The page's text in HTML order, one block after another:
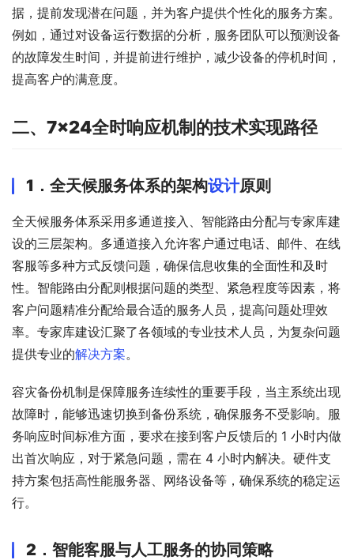
据，提前发现潜在问题，并为客户提供个性化的服务方案。
例如，通过对设备运行数据的分析，服务团队可以预测设备
的故障发生时间，并提前进行维护，减少设备的停机时间，
提高客户的满意度。
二、 7×24全时响应机制的技术实现路径
1． 全天候服务体系的架构设计原则
全天候服务体系采用多通道接入、智能路由分配与专家库建
设的三层架构。多通道接入允许客户通过电话、邮件、在线
客服等多种方式反馈问题，确保信息收集的全面性和及时
性。智能路由分配则根据问题的类型、紧急程度等因素，将
客户问题精准分配给最合适的服务人员，提高问题处理效
率。专家库建设汇聚了各领域的专业技术人员，为复杂问题
提供专业的解决方案。
容灾备份机制是保障服务连续性的重要手段，当主系统出现
故障时，能够迅速切换到备份系统，确保服务不受影响。服
务响应时间标准方面，要求在接到客户反馈后的 1 小时内做
出首次响应，对于紧急问题，需在 4 小时内解决。硬件支
持方案包括高性能服务器、网络设备等，确保系统的稳定运
行。
2． 智能客服与人工服务的协同策略